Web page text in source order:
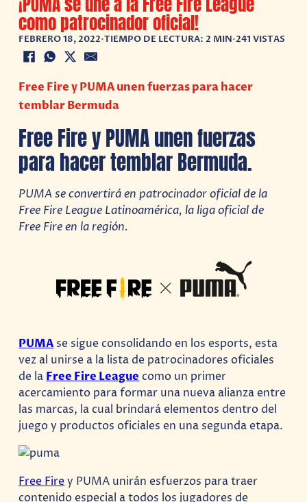
como patrocinador oficial!
FEBRERO 18, 2022•TIEMPO DE LECTURA: 2 MIN•241 VISTAS
Free Fire y PUMA unen fuerzas para hacer
temblar Bermuda
Free Fire y PUMA unen fuerzas
para hacer temblar Bermuda.
PUMA se convertirá en patrocinador oficial de la
Free Fire League Latinoamérica, la liga oficial de
Free Fire en la región.
PUMA se sigue consolidando en los esports, esta
vez al unirse a la lista de patrocinadores oficiales
de la Free Fire League como un primer
acercamiento para formar una nueva alianza entre
las marcas, la cual brindará elementos dentro del
juego y productos oficiales en una segunda etapa.
Free Firey PUMA unirán esfuerzos para traer
contenido especial a todos los jugadores de